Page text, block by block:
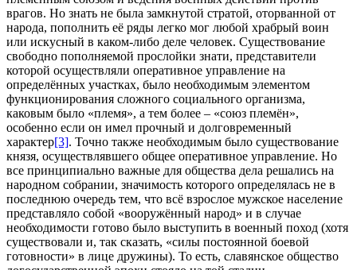
врагов. Но знать не была замкнутой стратой, оторванной от
народа, пополнить её ряды легко мог любой храбрый воин
или искусный в каком-либо деле человек. Существование
свободно пополняемой прослойки знати, представители
которой осуществляли оперативное управление на
определённых участках, было необходимым элементом
функционирования сложного социального организма,
каковым было «племя», а тем более – «союз племён»,
особенно если он имел прочный и долговременный
характер[3]. Точно также необходимым было существование
князя, осуществлявшего общее оперативное управление. Но
все принципиально важные для общества дела решались на
народном собрании, значимость которого определялась не в
последнюю очередь тем, что всё взрослое мужское население
представляло собой «вооружённый народ» и в случае
необходимости готово было выступить в военный поход (хотя
существовали и, так сказать, «силы постоянной боевой
готовности» в лице дружины). То есть, славянское общество